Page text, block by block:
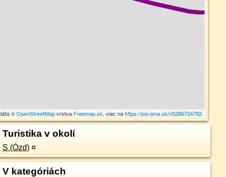
©OpenStreetMapvrstva Freemap.sk, viac nahttps://poi.oma.sk/n5286724782
Turistika v okolí
S (Ózd) ¤
V kategóriách